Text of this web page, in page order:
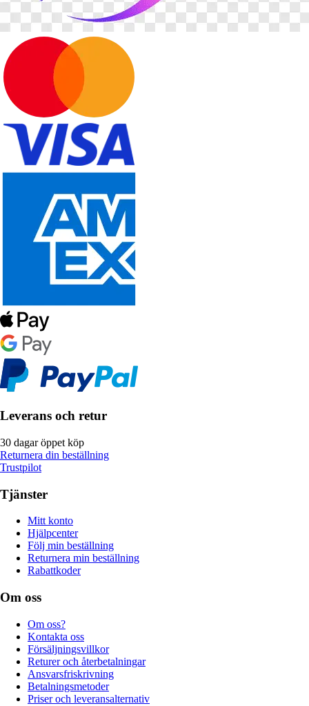
Leverans och retur
30 dagar öppet köp
Returnera din beställning
Trustpilot
Tjänster
Mitt konto
Hjälpcenter
Följ min beställning
Returnera min beställning
Rabattkoder
Om oss
Om oss?
Kontakta oss
Försäljningsvillkor
Returer och återbetalningar
Ansvarsfriskrivning
Betalningsmetoder
Priser och leveransalternativ